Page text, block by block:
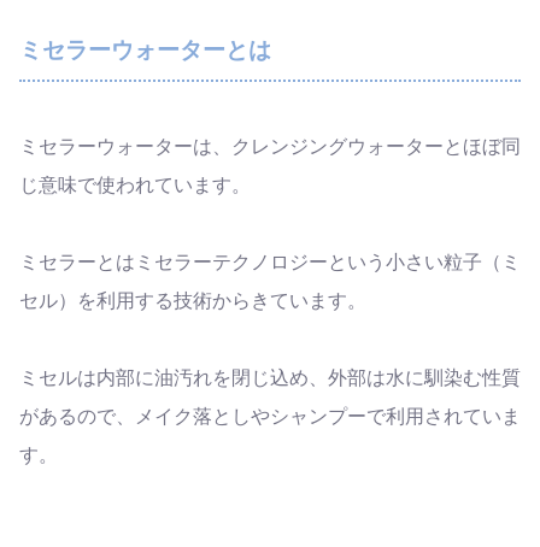
ミセラーウォーターとは
ミセラーウォーターは、クレンジングウォーターとほぼ同
じ意味で使われています。
ミセラーとはミセラーテクノロジーという小さい粒子（ミ
セル）を利用する技術からきています。
ミセルは内部に油汚れを閉じ込め、外部は水に馴染む性質
があるので、メイク落としやシャンプーで利用されていま
す。